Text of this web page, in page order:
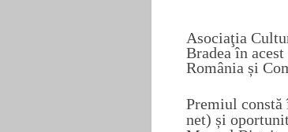
Asociaţia
Bradea în
România și
Premiul constă
net) și